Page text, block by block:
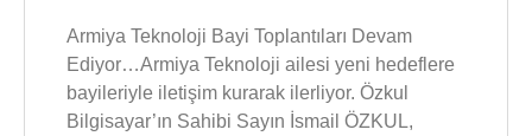
Armiya Teknoloji Bayi Toplantıları Devam
Ediyor…Armiya Teknoloji ailesi yeni hedeflere
bayileriyle iletişim kurarak ilerliyor. Özkul
Bilgisayar’ın Sahibi Sayın İsmail ÖZKUL,